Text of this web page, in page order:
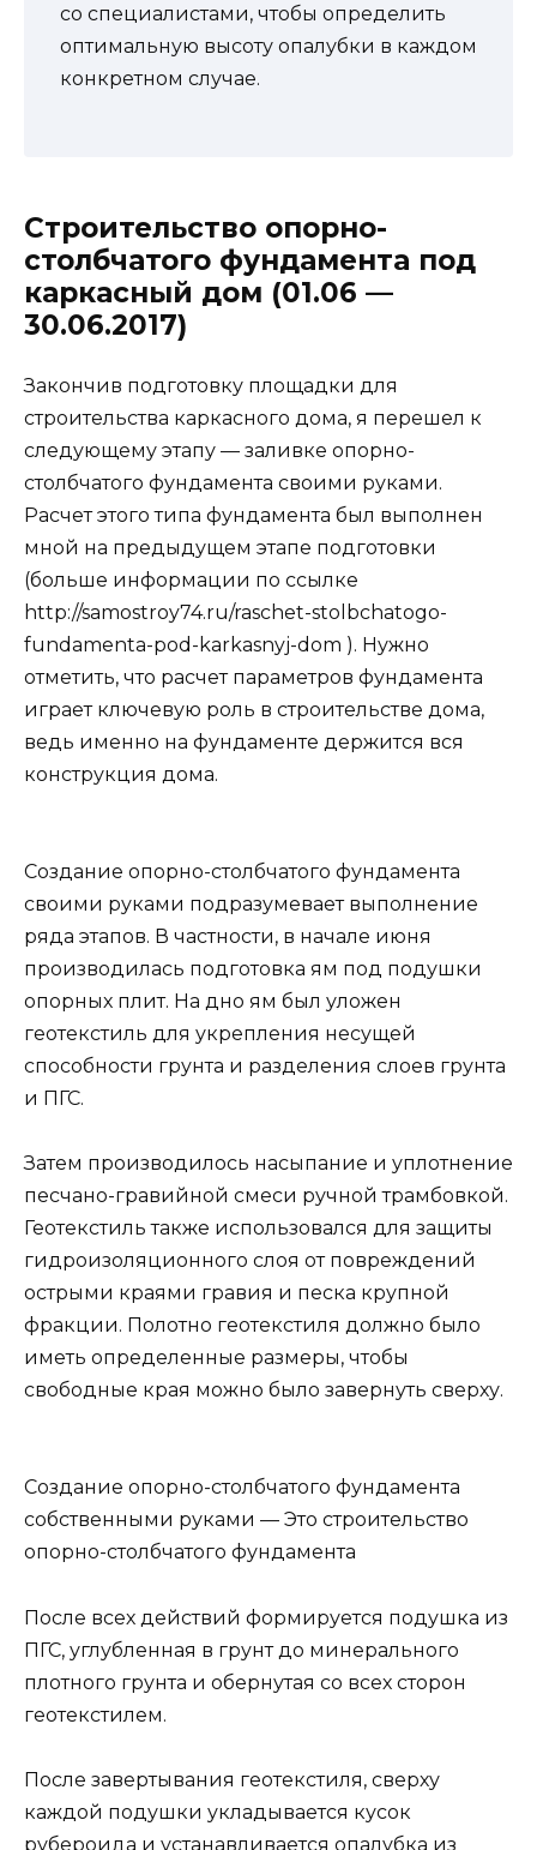
со специалистами, чтобы определить
оптимальную высоту опалубки в каждом
конкретном случае.
Строительство опорно-
столбчатого фундамента под
каркасный дом (01.06 —
30.06.2017)
Закончив подготовку площадки для
строительства каркасного дома, я перешел к
следующему этапу — заливке опорно-
столбчатого фундамента своими руками.
Расчет этого типа фундамента был выполнен
мной на предыдущем этапе подготовки
(больше информации по ссылке
http://samostroy74.ru/raschet-stolbchatogo-
fundamenta-pod-karkasnyj-dom ). Нужно
отметить, что расчет параметров фундамента
играет ключевую роль в строительстве дома,
ведь именно на фундаменте держится вся
конструкция дома.
Создание опорно-столбчатого фундамента
своими руками подразумевает выполнение
ряда этапов. В частности, в начале июня
производилась подготовка ям под подушки
опорных плит. На дно ям был уложен
геотекстиль для укрепления несущей
способности грунта и разделения слоев грунта
и ПГС.
Затем производилось насыпание и уплотнение
песчано-гравийной смеси ручной трамбовкой.
Геотекстиль также использовался для защиты
гидроизоляционного слоя от повреждений
острыми краями гравия и песка крупной
фракции. Полотно геотекстиля должно было
иметь определенные размеры, чтобы
свободные края можно было завернуть сверху.
Создание опорно-столбчатого фундамента
собственными руками — Это строительство
опорно-столбчатого фундамента
После всех действий формируется подушка из
ПГС, углубленная в грунт до минерального
плотного грунта и обернутая со всех сторон
геотекстилем.
После завертывания геотекстиля, сверху
каждой подушки укладывается кусок
рубероида и устанавливается опалубка из